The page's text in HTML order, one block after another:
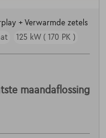
+ Verwarmde zetels
125 kW ( 170 PK )
maandaflossing